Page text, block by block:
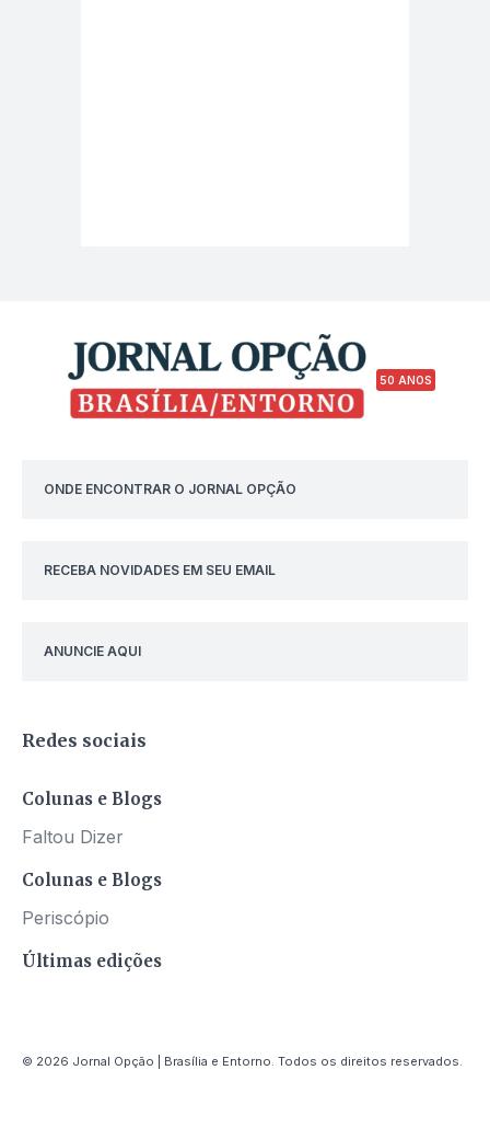
50 ANOS
ONDE ENCONTRAR O JORNAL OPÇÃO
RECEBA NOVIDADES EM SEU EMAIL
ANUNCIE AQUI
Redes sociais
Colunas e Blogs
Faltou Dizer
Colunas e Blogs
Periscópio
Últimas edições
© 2026 Jornal Opção | Brasília e Entorno. Todos os direitos reservados.